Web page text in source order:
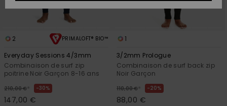
pour
réponse la
plus rapide
à votre
question.
2 PRIMALOFT® BIO™
Everyday Sessions 4/3mm
Combinaison de surf zip
poitrine Noir Garçon 8-16 ans
210,00 € * 30%
147,00 €
1
3/2mm Prologue
Combinaison de surf back zip
Noir Garçon
110,00 € * 20%
88,00 €